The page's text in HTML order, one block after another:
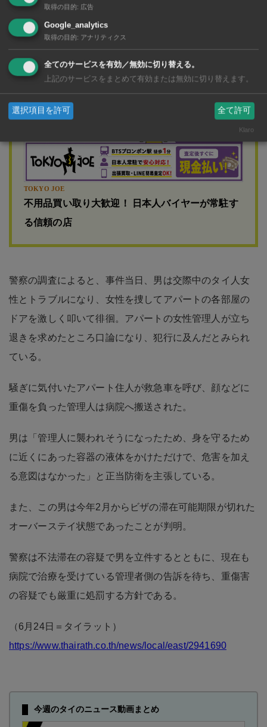
広告
TOKYO JOE
不用品買い取り大歓迎！ 日本人バイヤーが常駐す
る信頼の店
警察の調査によると、事件当日、男は交際中のタイ人女
性とトラブルになり、女性を捜してアパートの各部屋の
ドアを激しく叩いて徘徊。アパートの女性管理人が立ち
退きを求めたところ口論になり、犯行に及んだとみられ
ている。
騒ぎに気付いたアパート住人が救急車を呼び、顔などに
重傷を負った管理人は病院へ搬送された。
男は「管理人に襲われそうになったため、身を守るため
に近くにあった容器の液体をかけただけで、危害を加え
る意図はなかった」と正当防衛を主張している。
また、この男は今年2月からビザの滞在可能期限が切れた
オーバーステイ状態であったことが判明。
警察は不法滞在の容疑で男を立件するとともに、現在も
病院で治療を受けている管理者側の告訴を待ち、重傷害
の容疑でも厳重に処罰する方針である。
（6月24日＝タイラット）
https://www.thairath.co.th/news/local/east/2941690
今週のタイのニュース動画まとめ
取得の目的: 広告
Google_analytics
取得の目的: アナリティクス
全てのサービスを有効／無効に切り替える。
上記のサービスをまとめて有効または無効に切り替えます。
選択項目を許可 全て許可
Klaro